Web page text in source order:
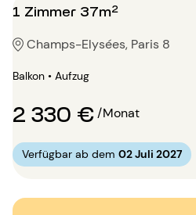
1 Zimmer 37m²
Champs-Elysées, Paris 8
Balkon • Aufzug
2 330 €/Monat
Verfügbar ab dem 02 Juli 2027